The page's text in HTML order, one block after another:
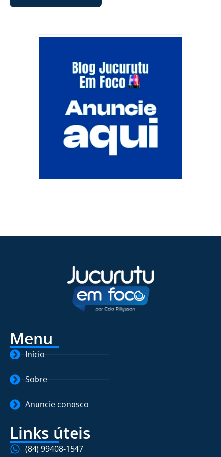
Menu
Início
Sobre
Anuncie conosco
Links úteis
(84) 99408-1547